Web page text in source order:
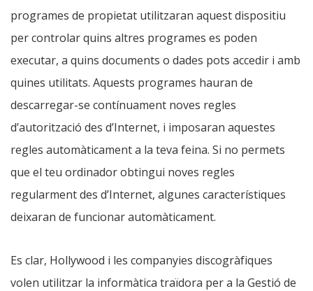
programes de propietat utilitzaran aquest dispositiu
per controlar quins altres programes es poden
executar, a quins documents o dades pots accedir i amb
quines utilitats. Aquests programes hauran de
descarregar-se contínuament noves regles
d’autorització des d’Internet, i imposaran aquestes
regles automàticament a la teva feina. Si no permets
que el teu ordinador obtingui noves regles
regularment des d’Internet, algunes característiques
deixaran de funcionar automàticament.
Es clar, Hollywood i les companyies discogràfiques
volen utilitzar la informàtica traïdora per a la Gestió de